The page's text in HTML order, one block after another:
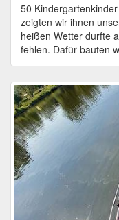
50
zeigten wir ihnen
heißen Wetter durfte
fehlen. Dafür bauten